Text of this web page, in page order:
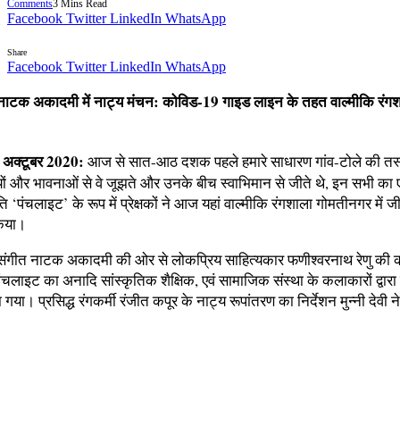
Comments3 Mins Read
Facebook Twitter LinkedIn WhatsApp
Share
Facebook Twitter LinkedIn WhatsApp
अकादमी में नाट्य मंचन: कोविड-19 गाइड लाइन के तहत वाल्मीकि
2020: आज से सात-आठ दशक पहले हमारे साधारण गांव-टोले की
और भावनाओं से वे जूझते और उनके बीच स्वाभिमान से जीते थे, इन सभी
‘पंचलाइट’ के रूप में प्रेक्षकों ने आज यहां वाल्मीकि रंगशाला गोमतीनगर में
नाटक अकादमी की ओर से लोकप्रिय साहित्यकार फणीश्वरनाथ रेणु की
का अनादि सांस्कृतिक शैक्षिक, एवं सामाजिक संस्था के कलाकारों द्वारा
प्रसिद्ध रंगकर्मी रंजीत कपूर के नाट्य रूपांतरण का निर्देशन मुन्नी देवी